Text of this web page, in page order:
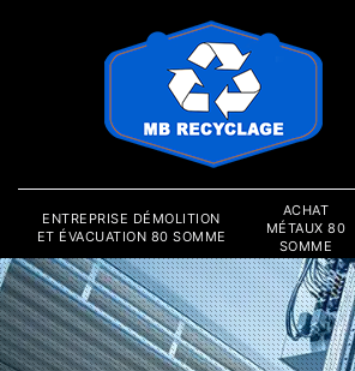
ENTREPRISE DÉMOLITION
ET ÉVACUATION 80 SOMME
ACHAT
MÉTAUX 80
SOMME